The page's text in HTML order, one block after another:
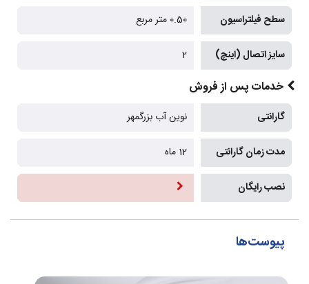
سطح فیلتراسیون 0.50 متر مربع
سایز اتصال (اینچ) 2
خدمات پس از فروش
گارانتی نوین آب بزرگمهر
مدت زمان گارانتی 12 ماه
نصب رایگان
پیوست‌ها